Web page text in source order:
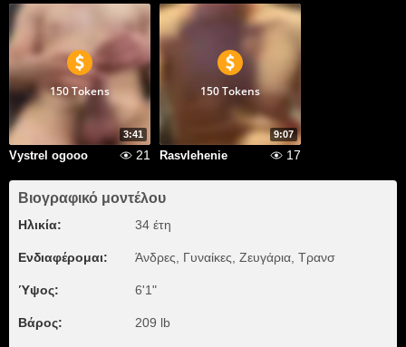
3:41
150 Tokens
Vystrel ogooo 21
9:07
150 Tokens
Rasvlehenie 17
Βιογραφικό μοντέλου
Ηλικία: 34 έτη
Ενδιαφέρομαι: Άνδρες, Γυναίκες, Zευγάρια, Τρανσ
Ύψος: 6'1"
Βάρος: 209 lb